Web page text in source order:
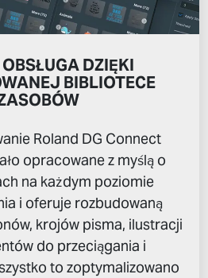
DZIĘKI
BIBLIOTECE
Roland DG Connect
opracowane z myślą o
na każdym poziomie
i oferuje rozbudowaną
krojów pisma, ilustracji
do przeciągania i
to zoptymalizowano